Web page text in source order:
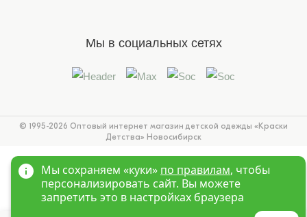
Мы в социальных сетях
© 1995-2026 Оптовый интернет магазин детской одежды «Краски
Детства» Новосибирск
Мы сохраняем «куки» по правилам, чтобы
персонализировать сайт. Вы можете
запретить это в настройках браузера